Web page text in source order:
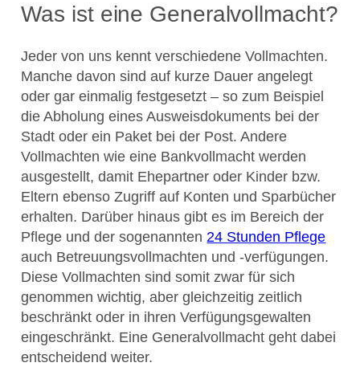
Was ist eine Generalvollmacht?
Jeder von uns kennt verschiedene Vollmachten.
Manche davon sind auf kurze Dauer angelegt
oder gar einmalig festgesetzt – so zum Beispiel
die Abholung eines Ausweisdokuments bei der
Stadt oder ein Paket bei der Post. Andere
Vollmachten wie eine Bankvollmacht werden
ausgestellt, damit Ehepartner oder Kinder bzw.
Eltern ebenso Zugriff auf Konten und Sparbücher
erhalten. Darüber hinaus gibt es im Bereich der
Pflege und der sogenannten 24 Stunden Pflege
auch Betreuungsvollmachten und -verfügungen.
Diese Vollmachten sind somit zwar für sich
genommen wichtig, aber gleichzeitig zeitlich
beschränkt oder in ihren Verfügungsgewalten
eingeschränkt. Eine Generalvollmacht geht dabei
entscheidend weiter.